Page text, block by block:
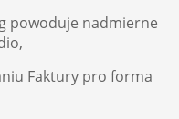
powoduje nadmierne
Faktury pro forma